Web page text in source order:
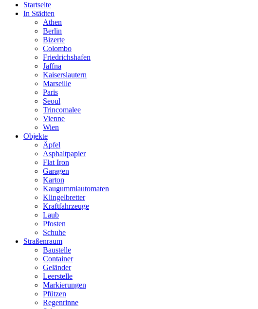
Startseite
In Städten
Athen
Berlin
Bizerte
Colombo
Friedrichshafen
Jaffna
Kaiserslautern
Marseille
Paris
Seoul
Trincomalee
Vienne
Wien
Objekte
Äpfel
Asphaltpapier
Flat Iron
Garagen
Karton
Kaugummiautomaten
Klingelbretter
Kraftfahrzeuge
Laub
Pfosten
Schuhe
Straßenraum
Baustelle
Container
Geländer
Leerstelle
Markierungen
Pfützen
Regenrinne